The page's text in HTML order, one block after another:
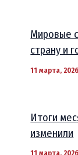
Мировые
страну и
11 марта, 2026
Итоги
изменили
11 марта, 2026